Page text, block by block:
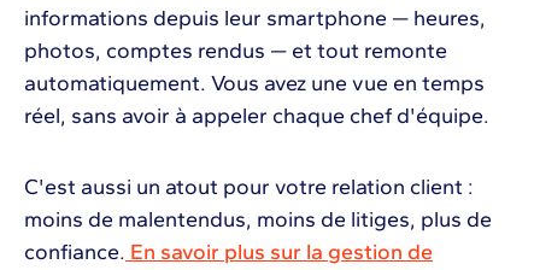
informations depuis leur smartphone — heures,
photos, comptes rendus — et tout remonte
automatiquement. Vous avez une vue en temps
réel, sans avoir à appeler chaque chef d'équipe.
C'est aussi un atout pour votre relation client :
moins de malentendus, moins de litiges, plus de
confiance. En savoir plus sur la gestion de